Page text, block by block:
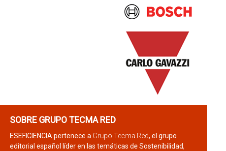
SOBRE GRUPO TECMA RED
ESEFICIENCIA pertenece a Grupo Tecma Red, el grupo
editorial español líder en las temáticas de Sostenibilidad,